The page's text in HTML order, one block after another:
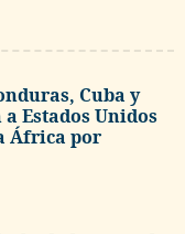
Cuba y
Estados Unidos
África por